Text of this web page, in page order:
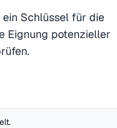
Schlüssel für die
Eignung potenzieller